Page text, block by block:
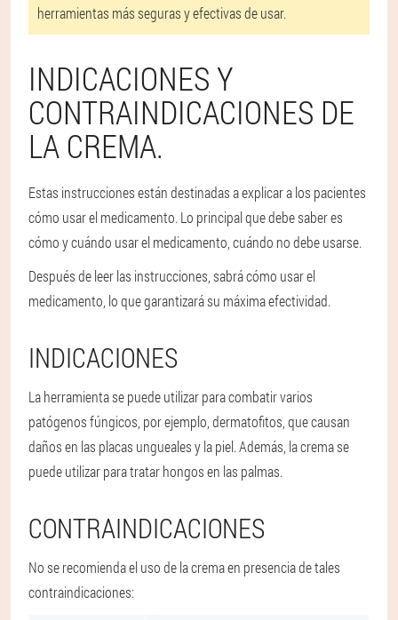
herramientas más seguras y efectivas de usar.
INDICACIONES Y
CONTRAINDICACIONES DE
LA CREMA.
Estas instrucciones están destinadas a explicar a los pacientes
cómo usar el medicamento. Lo principal que debe saber es
cómo y cuándo usar el medicamento, cuándo no debe usarse.
Después de leer las instrucciones, sabrá cómo usar el
medicamento, lo que garantizará su máxima efectividad.
INDICACIONES
La herramienta se puede utilizar para combatir varios
patógenos fúngicos, por ejemplo, dermatofitos, que causan
daños en las placas ungueales y la piel. Además, la crema se
puede utilizar para tratar hongos en las palmas.
CONTRAINDICACIONES
No se recomienda el uso de la crema en presencia de tales
contraindicaciones: